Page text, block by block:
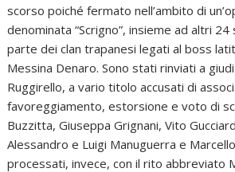
scorso poiché fermato nell’ambito di
denominata “Scrigno”, insieme ad altri
parte dei clan trapanesi legati al boss
Messina Denaro. Sono stati rinviati a
Ruggirello, a vario titolo accusati di
favoreggiamento, estorsione e voto di
Buzzitta, Giuseppa Grignani, Vito
Alessandro e Luigi Manuguerra e
processati, invece, con il rito abbreviato